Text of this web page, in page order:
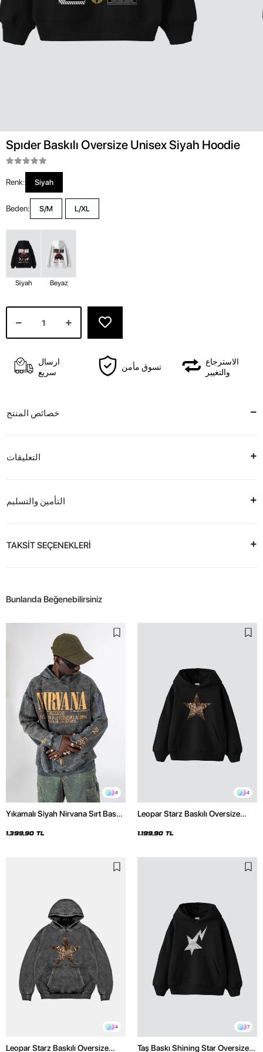
Spıder Baskılı Oversize Unisex Siyah Hoodie
Renk: Siyah
Beden: S/M L/XL
Siyah Beyaz
ارسال
سريع
تسوق مأمن
الاسترجاع
والتغيير
خصائص المنتج
التعليقات
التأمين والتسليم
TAKSİT SEÇENEKLERİ
Bunlarıda Beğenebilirsiniz
4
Yıkamalı Siyah Nirvana Sırt Baskılı
1.399,90 TL
4
Leopar Starz Baskılı Oversize
1.199,90 TL
4
Leopar Starz Baskılı Oversize
7
Taş Baskı Shining Star Oversize